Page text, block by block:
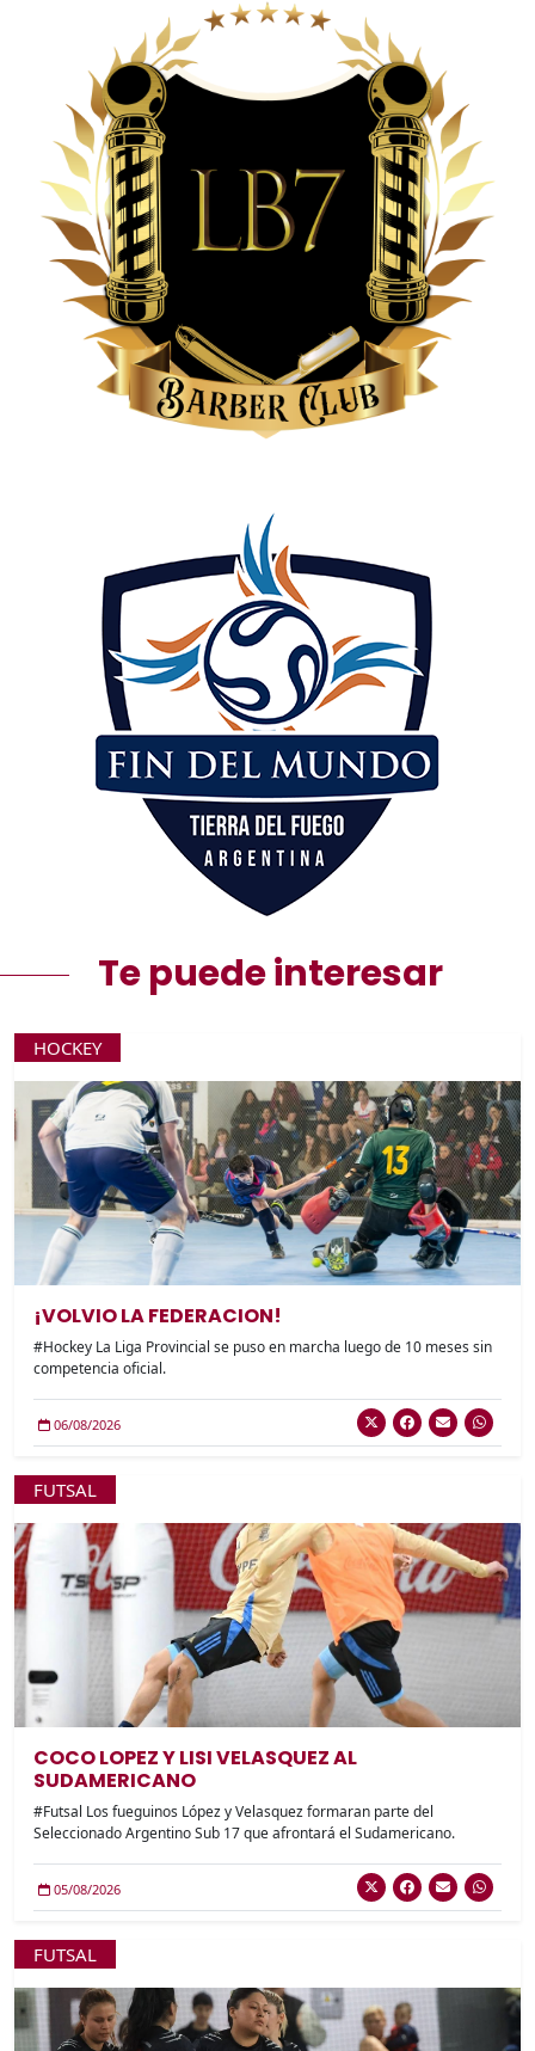
Te puede interesar
HOCKEY
¡VOLVIO LA FEDERACION!
#Hockey La Liga Provincial se puso en marcha luego de 10 meses sin
competencia oficial.
06/08/2026
FUTSAL
COCO LOPEZ Y LISI VELASQUEZ AL
SUDAMERICANO
#Futsal Los fueguinos López y Velasquez formaran parte del
Seleccionado Argentino Sub 17 que afrontará el Sudamericano.
05/08/2026
FUTSAL